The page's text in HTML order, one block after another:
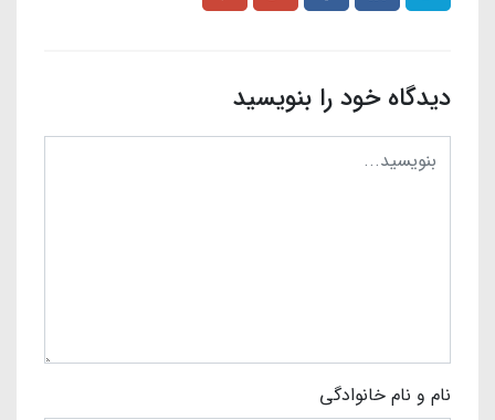
دیدگاه خود را بنویسید
نام و نام خانوادگی